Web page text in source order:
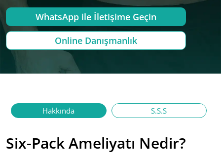
WhatsApp ile İletişime Geçin
Online Danışmanlık
Hakkında S.S.S
Six-Pack Ameliyatı Nedir?